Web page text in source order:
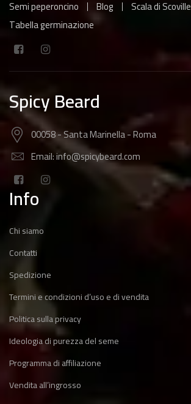
Semi peperoncino Blog
Scala di Scoville
Tabella germinazione
Spicy Beard
00058 - Santa Marinella - Roma
Email: info@spicybeard.com
Info
Chi siamo
Contatti
Spedizione
Termini e condizioni d’uso e di vendita
Politica sulla privacy
Ideologia di purezza del seme
Programma di affiliazione
Vendita all’ingrosso